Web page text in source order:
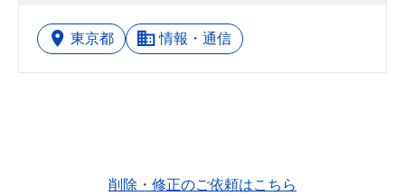
東京都 情報・通信
削除・修正のご依頼はこちら